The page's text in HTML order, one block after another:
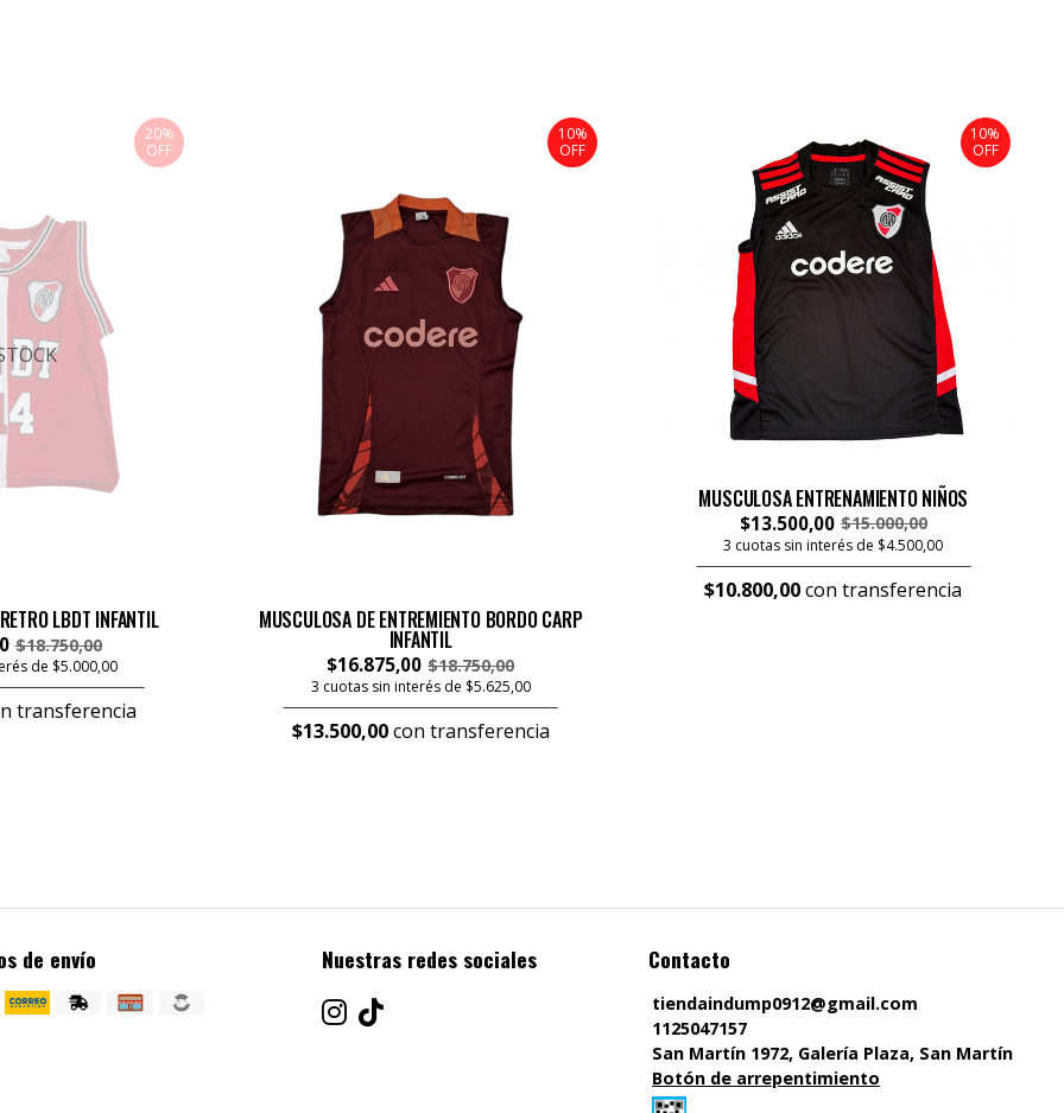
20%
OFF
LBDT INFANTIL
$18.750,00
de $5.000,00
transferencia
10%
OFF
MUSCULOSA DE ENTREMIENTO BORDO CARP
INFANTIL
$16.875,00 $18.750,00
3 cuotas sin interés de $5.625,00
$13.500,00con transferencia
10%
OFF
MUSCULOSA ENTRENAMIENTO NIÑOS
$13.500,00 $15.000,00
3 cuotas sin interés de $4.500,00
$10.800,00con transferencia
de envío Nuestras redes sociales Contacto
tiendaindump0912@gmail.com
1125047157
San Martín 1972, Galería Plaza, San Martín
Botón de arrepentimiento